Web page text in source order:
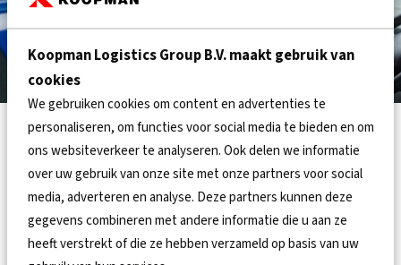
Koopman Logistics Group B.V. maakt gebruik van
cookies
We gebruiken cookies om content en advertenties te
personaliseren, om functies voor social media te bieden en om
ons websiteverkeer te analyseren. Ook delen we informatie
over uw gebruik van onze site met onze partners voor social
media, adverteren en analyse. Deze partners kunnen deze
gegevens combineren met andere informatie die u aan ze
heeft verstrekt of die ze hebben verzameld op basis van uw
WERKPLEKLEVERING
Desgewenst leveren wij de goederen op de werkplek af.
Neem voor meer informatie contact met ons op.